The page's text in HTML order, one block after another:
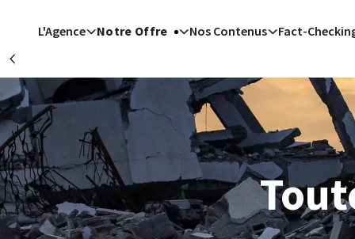
L'Agence Notre Offre Nos Contenus Fact-
Ryad
Madrid
Ryad (AFP)| 07/
Islamabad (AFP)| 07/08/2026 -
Cité du